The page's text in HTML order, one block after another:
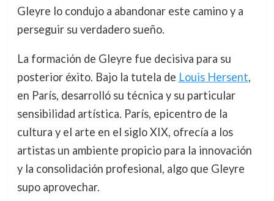
Gleyre lo condujo a abandonar este camino y a
perseguir su verdadero sueño.
La formación de Gleyre fue decisiva para su
posterior éxito. Bajo la tutela de Louis Hersent,
en París, desarrolló su técnica y su particular
sensibilidad artística. París, epicentro de la
cultura y el arte en el siglo XIX, ofrecía a los
artistas un ambiente propicio para la innovación
y la consolidación profesional, algo que Gleyre
supo aprovechar.